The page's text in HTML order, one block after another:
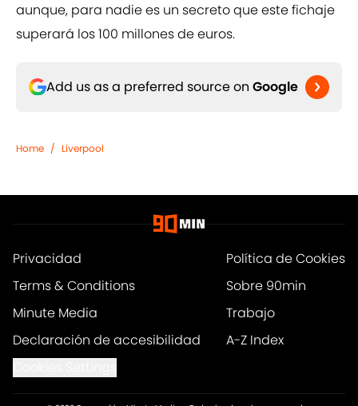
aunque, para nadie es un secreto que este fichaje
superará los 100 millones de euros.
Add us as a preferred source on Google
Home / Liverpool
Privacidad
Política de Cookies
Terms & Conditions
Sobre 90min
Minute Media
Trabajo
Declaración de accesibilidad
A-Z Index